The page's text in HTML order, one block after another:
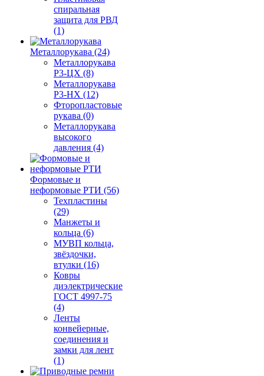
спиральная
защита для РВД
(1)
Металлорукава (24)
Металлорукава
Р3-ЦХ (8)
Металлорукава
Р3-НХ (12)
Фторопластовые
рукава (0)
Металлорукава
высокого
давления (4)
Формовые и
неформовые РТИ (56)
Техпластины
(29)
Манжеты и
кольца (6)
МУВП кольца,
звёздочки,
втулки (16)
Ковры
диэлектрические
ГОСТ 4997-75
(4)
Ленты
конвейерные,
соединения и
замки для лент
(1)